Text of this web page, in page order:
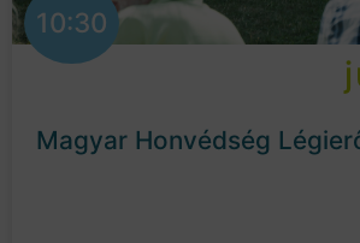
10:30
Magyar Honvédség